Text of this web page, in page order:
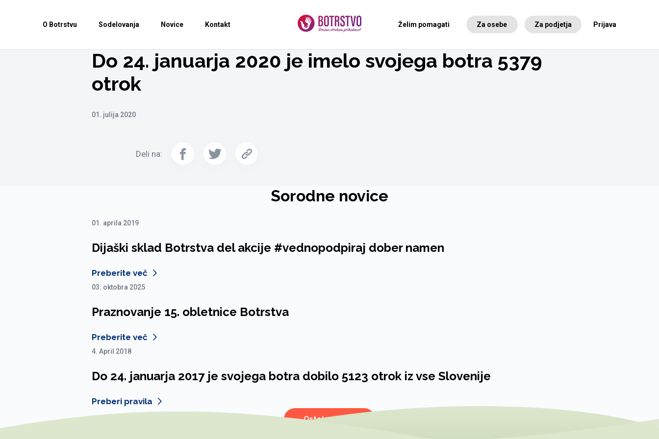
O Botrstvu Sodelovanja Novice Kontakt Želim pomagati Za osebe Za podjetja Prijava
Do 24. januarja 2020 je imelo svojega botra 5379
otrok
01. julija 2020
Deli na:
Sorodne novice
01. aprila 2019
Dijaški sklad Botrstva del akcije #vednopodpiraj dober namen
Preberite več
03. oktobra 2025
Praznovanje 15. obletnice Botrstva
Preberite več
4. April 2018
Do 24. januarja 2017 je svojega botra dobilo 5123 otrok iz vse Slovenije
Preberi pravila
Ostale novice